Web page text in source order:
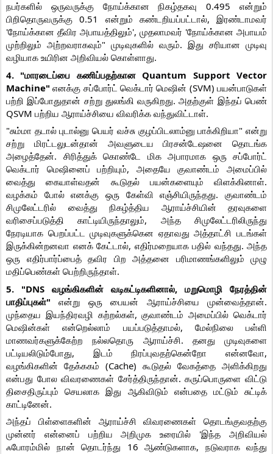
நபர்களில் ஒருவருக்கு நோய்க்கான நிகழ்தகவு 0.495 என்றும்
பிறிதொருவருக்கு 0.51 என்றும் கண்டறியப்பட்டால், இரண்டாமவர்
'நோய்க்கான தீவிர அபாயத்திலும்', முதலாமவர் 'நோய்க்கான அபாயம்
முற்றிலும் அற்றவராகவும்" முடிவுகளில் வரும். இது சரியான முடிவு
வழியாக உயிரின அறிவியல் கொள்ளாது.
4. "மாரடைப்பை கணிப்பதற்கான Quantum Support Vector
Machine" எனக்கு சப்போர்ட் வெக்டார் மெஷின் (SVM) பயன்பாடுகள்
பற்றி இப்போதுதான் சற்று துலங்கி வருகிறது. அதற்குள் இந்தப் பெண்
QSVM பற்றிய ஆராய்ச்சியை விவரிக்க வந்துவிட்டாள்.
"சும்மா தடால் புடால்னு பெயர் வச்சு குழப்பிடலாம்னு பாக்கிறியா" என்று
சற்று மிரட்டலுடன்தான் அவளுடைய பிரசன்டேஷனை தொடங்க
அழைத்தேன். சிரித்துக் கொண்டே மிக அபாரமாக ஒரு சப்போர்ட்
வெக்டார் மெஷினைப் பற்றியும், அதையே குவாண்டம் அமைப்பில்
வைத்து கையாள்வதன் கூடுதல் பயன்களையும் விளக்கினாள்.
வழக்கம் போல் எனக்கு ஒரு கேள்வி எஞ்சியிருந்தது. குவாண்டம்
சிமுலேட்டரில் வைத்து நிகழ்த்திய ஆராய்ச்சியின் தரவுகளை
வரிசைப்படுத்தி காட்டியிருந்தாலும், அந்த சிமுலேட்டரிலிருந்து
நேரடியாக பெறப்பட்ட முடிவுகளுக்கென ஏதாவது அத்தாட்சி படங்கள்
இருக்கின்றனவா எனக் கேட்டால், எதிர்மறையாக பதில் வந்தது. அந்த
ஒரு எதிர்பார்ப்பைத் தவிர பிற அத்தனை பரிமாணங்களிலும் முழு
மதிப்பெண்கள் பெற்றிருந்தாள்.
5. "DNS வழங்கிகளின் வடிகட்டிகளினால், மறுமொழி நேரத்தின்
பாதிப்புகள்" என்று ஒரு பையன் ஆராய்ச்சியை முன்வைத்தான்.
முந்தைய இயந்திரவழி கற்றல்கள், குவாண்டம் அமைப்பில் வெக்டார்
மெஷின்கள் என்றெல்லாம் பயப்படுத்தாமல், மேல்நிலை பள்ளி
மாணவர்களுக்கேற்ற நல்லதொரு ஆராய்ச்சி. தனது முடிவுகளை
பட்டியலிடும்போது, இடம் நிரப்புவதற்கென்றோ என்னவோ,
வழங்கிகளின் தேக்ககம் (Cache) கூடுதல் வேகத்தை அளிக்கிறது
என்பது போல விவரணைகள் சேர்த்திருந்தான். கருப்பொருளை விட்டு
திசைதிருப்பும் செயலாக இது ஆகிவிடும் என்பதை மட்டும் சுட்டிக்
காட்டினேன்.
அந்தப் பிள்ளைகளின் ஆராய்ச்சி விவரணைகள் தொடங்குவதற்கு
முன்னர் என்னைப் பற்றிய அறிமுக உரையில் 'இந்த அறிவியல்
ஃபோரம்மில் நான் தொடர்ந்து 16 ஆண்டுகளாக, நடுவராக வந்து